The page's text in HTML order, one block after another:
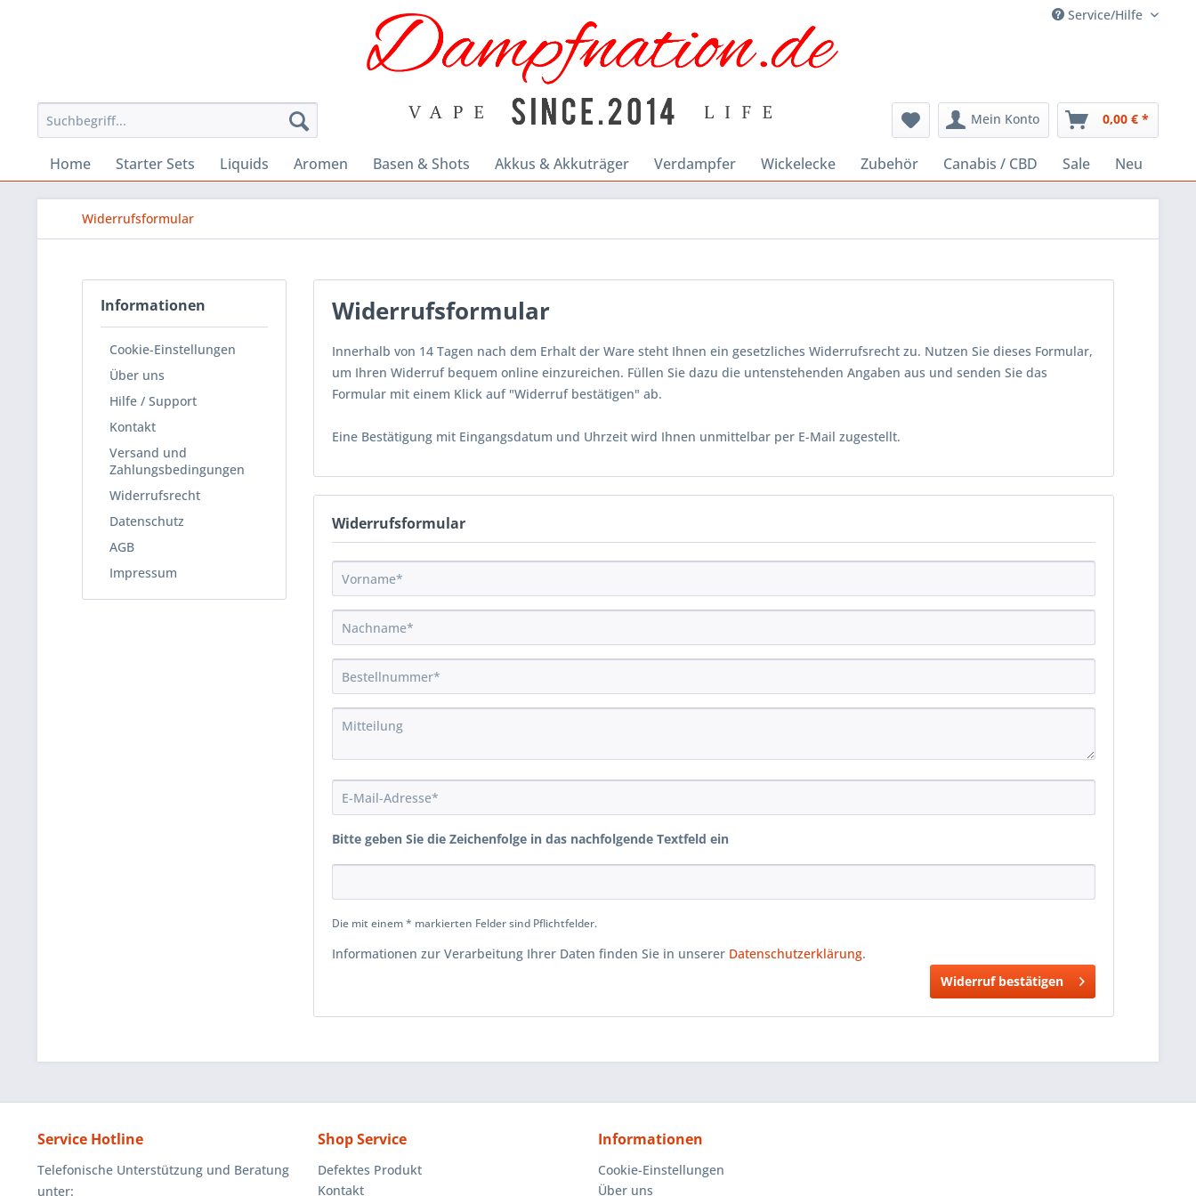
Service/Hilfe
Mein Konto 0,00 € *
Home Starter Sets Liquids Aromen Basen & Shots Akkus & Akkuträger Verdampfer Wickelecke Zubehör Canabis / CBD Sale Neu
Widerrufsformular
Informationen
Cookie-Einstellungen
Über uns
Hilfe / Support
Kontakt
Versand und
Zahlungsbedingungen
Widerrufsrecht
Datenschutz
AGB
Impressum
Widerrufsformular
Innerhalb von 14 Tagen nach dem Erhalt der Ware steht Ihnen ein gesetzliches Widerrufsrecht zu. Nutzen Sie dieses Formular,
um Ihren Widerruf bequem online einzureichen. Füllen Sie dazu die untenstehenden Angaben aus und senden Sie das
Formular mit einem Klick auf "Widerruf bestätigen" ab.
Eine Bestätigung mit Eingangsdatum und Uhrzeit wird Ihnen unmittelbar per E-Mail zugestellt.
Widerrufsformular
Bitte geben Sie die Zeichenfolge in das nachfolgende Textfeld ein
Die mit einem * markierten Felder sind Pflichtfelder.
Informationen zur Verarbeitung Ihrer Daten finden Sie in unserer Datenschutzerklärung.
Widerruf bestätigen
Service Hotline
Telefonische Unterstützung und Beratung
unter:
Shop Service
Defektes Produkt
Kontakt
Informationen
Cookie-Einstellungen
Über uns